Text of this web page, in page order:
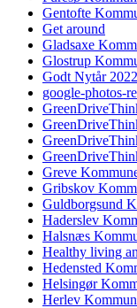
Gentofte
Get around
Gladsaxe
Glostrup
Godt Nytår 2022
google-photos-
Greve
Gribskov
Guldborgsund
Haderslev
Halsnæs
Healthy living
Hedensted
Helsingør
Herlev